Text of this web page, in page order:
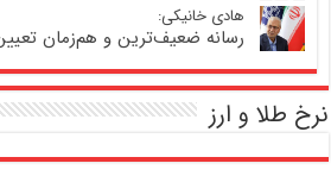
هادی خانیکی:
رسانه ضعیف‌ترین و هم‌زمان
نرخ طلا و ارز